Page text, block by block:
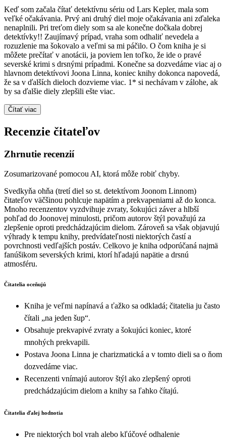
Keď som začala čítať detektívnu sériu od Lars Kepler, mala som
veľké očakávania. Prvý ani druhý diel moje očakávania ani zďaleka
nenaplnili. Pri treťom diely som sa ale konečne dočkala dobrej
detektívky!! Zaujímavý prípad, vraha som odhaliť nevedela a
rozuzlenie ma šokovalo a veľmi sa mi páčilo. O čom kniha je si
môžete prečítať v anotácii, ja poviem len toľko, že ide o pravé
severské krimi s drsnými prípadmi. Konečne sa dozvedáme viac aj o
hlavnom detektívovi Joona Linna, koniec knihy dokonca napovedá,
že sa v ďalších dieloch dozvieme viac. 1* si nechávam v zálohe, ak
by sa ďalšie diely zlepšili ešte viac.
Čítať viac
Recenzie čitateľov
Zhrnutie recenzií
Zosumarizované pomocou AI, ktorá môže robiť chyby.
Svedkyňa ohňa (tretí diel so st. detektívom Joonom Linnom)
čitateľov väčšinou pohlcuje napätím a prekvapeniami až do konca.
Mnoho recenzentov vyzdvihuje zvraty, šokujúci záver a hlbší
pohľad do Joonovej minulosti, pričom autorov štýl považujú za
zlepšenie oproti predchádzajúcim dielom. Zároveň sa však objavujú
výhrady k tempu knihy, predvídateľnosti niektorých častí a
povrchnosti vedľajších postáv. Celkovo je kniha odporúčaná najmä
fanúšikom severských krimi, ktorí hľadajú napätie a drsnú
atmosféru.
Čitatelia oceňujú
Kniha je veľmi napínavá a ťažko sa odkladá; čitatelia ju často
čítali „na jeden šup“.
Obsahuje prekvapivé zvraty a šokujúci koniec, ktoré
mnohých prekvapili.
Postava Joona Linna je charizmatická a v tomto dieli sa o ňom
dozvedáme viac.
Recenzenti vnímajú autorov štýl ako zlepšený oproti
predchádzajúcim dielom a knihy sa ľahko čítajú.
Čitatelia ďalej hodnotia
Pre niektorých bol vrah alebo kľúčové odhalenie